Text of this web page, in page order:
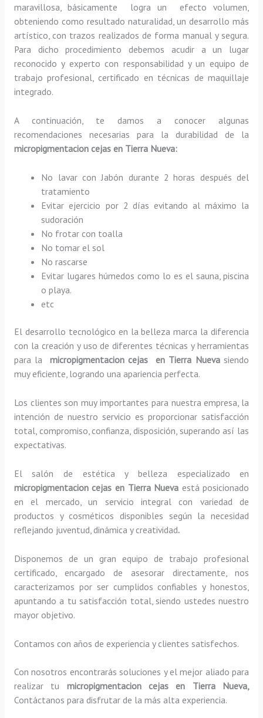
maravillosa, básicamente
logra un efecto volumen,
obteniendo como resultado naturalidad, un desarrollo más
artístico, con trazos realizados de forma manual y segura.
Para dicho procedimiento debemos acudir a un lugar
reconocido y experto con responsabilidad y un equipo de
trabajo profesional, certificado en técnicas de maquillaje
integrado.
A continuación, te damos a conocer algunas
recomendaciones necesarias para la durabilidad de la
micropigmentacion cejas en Tierra Nueva:
No lavar con Jabón durante 2 horas después del
tratamiento
Evitar ejercicio por 2 días evitando al máximo la
sudoración
No frotar con toalla
No tomar el sol
No rascarse
Evitar lugares húmedos como lo es el sauna, piscina
o playa.
etc
El desarrollo tecnológico en la belleza marca la diferencia
con la creación y uso de diferentes técnicas y herramientas
para la micropigmentacion cejas en Tierra Nuevasiendo
muy eficiente, logrando una apariencia perfecta.
Los clientes son muy importantes para nuestra empresa, la
intención de nuestro servicio es proporcionar satisfacción
total, compromiso, confianza, disposición, superando así las
expectativas.
El salón de estética y belleza especializado en
micropigmentacion cejas en Tierra Nueva está posicionado
en el mercado, un servicio integral con variedad de
productos y cosméticos disponibles según la necesidad
reflejando juventud, dinámica y creatividad.
Disponemos de un gran equipo de trabajo profesional
certificado, encargado de asesorar directamente, nos
caracterizamos por ser cumplidos confiables y honestos,
apuntando a tu satisfacción total, siendo ustedes nuestro
mayor objetivo.
Contamos con años de experiencia y clientes satisfechos.
Con nosotros encontrarás soluciones y el mejor aliado para
realizar tu micropigmentacion cejas en Tierra Nueva,
Contáctanos para disfrutar de la más alta experiencia.